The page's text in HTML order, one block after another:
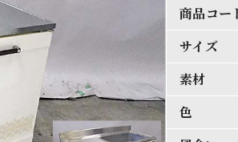
商品コー
サイズ
素材
色